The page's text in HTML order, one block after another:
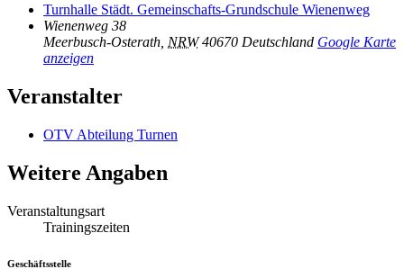
Turnhalle Städt. Gemeinschafts-Grundschule Wienenweg
Wienenweg 38
Meerbusch-Osterath NRW 40670 Deutschland Google Karte
anzeigen
Veranstalter
OTV Abteilung Turnen
Weitere Angaben
Veranstaltungsart
Trainingszeiten
Geschäftsstelle